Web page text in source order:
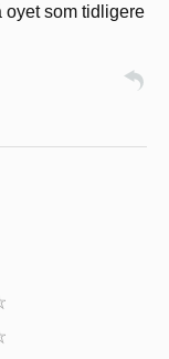
oyet som tidligere